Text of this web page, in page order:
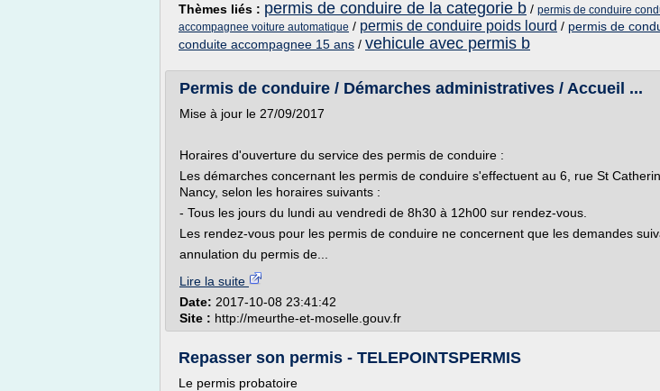
Thèmes liés : permis de conduire de la categorie b / permis de conduire
accompagnee voiture automatique / permis de conduire poids lourd / permis de
conduite accompagnee 15 ans / vehicule avec permis b
Permis de conduire / Démarches administratives / Accueil ...
Mise à jour le 27/09/2017
Horaires d'ouverture du service des permis de conduire :
Les démarches concernant les permis de conduire s'effectuent au 6, rue St
Nancy, selon les horaires suivants :
- Tous les jours du lundi au vendredi de 8h30 à 12h00 sur rendez-vous.
Les rendez-vous pour les permis de conduire ne concernent que les demandes
annulation du permis de...
Lire la suite
Date: 2017-10-08 23:41:42
Site : http://meurthe-et-moselle.gouv.fr
Repasser son permis - TELEPOINTSPERMIS
Le permis probatoire